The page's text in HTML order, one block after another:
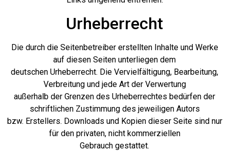
Urheberrecht
Die durch die Seitenbetreiber erstellten Inhalte und Werke
auf diesen Seiten unterliegen dem
deutschen Urheberrecht. Die Vervielfältigung, Bearbeitung,
Verbreitung und jede Art der Verwertung
außerhalb der Grenzen des Urheberrechtes bedürfen der
schriftlichen Zustimmung des jeweiligen Autors
bzw. Erstellers. Downloads und Kopien dieser Seite sind nur
für den privaten, nicht kommerziellen
Gebrauch gestattet.